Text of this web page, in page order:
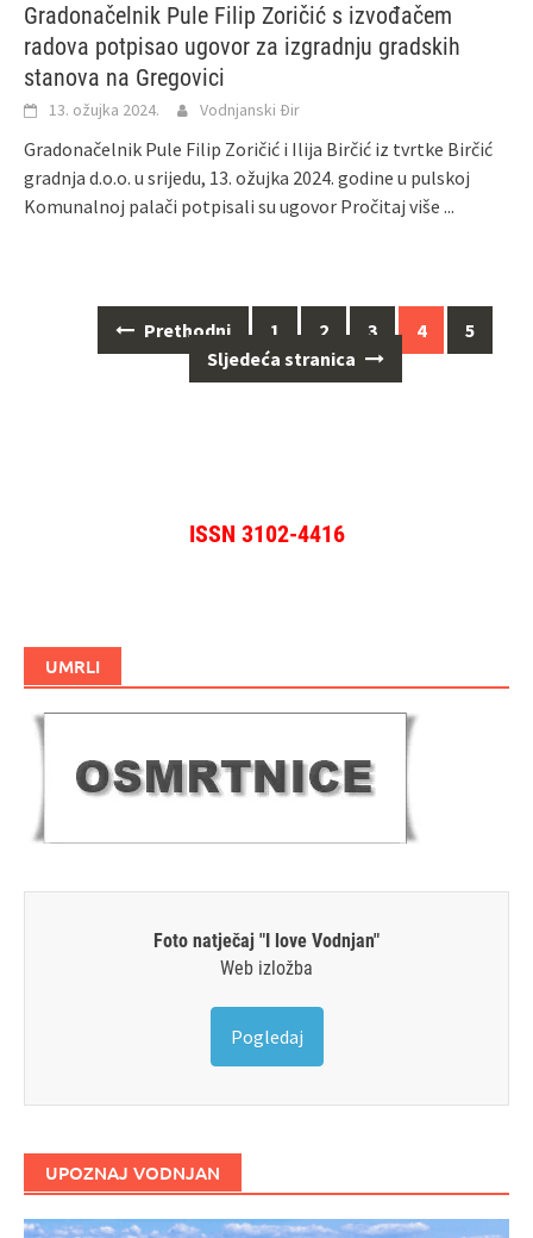
Gradonačelnik Pule Filip Zoričić s izvođačem
radova potpisao ugovor za izgradnju gradskih
stanova na Gregovici
13. ožujka 2024. Vodnjanski Đir
Gradonačelnik Pule Filip Zoričić i Ilija Birčić iz tvrtke Birčić
gradnja d.o.o. u srijedu, 13. ožujka 2024. godine u pulskoj
Komunalnoj palači potpisali su ugovor Pročitaj više ...
Navigacija
Prethodni 1 2 3 4
5
Sljedeća stranica
ISSN 3102-4416
UMRLI
Foto natječaj "I love Vodnjan"
Web izložba
Pogledaj
UPOZNAJ VODNJAN